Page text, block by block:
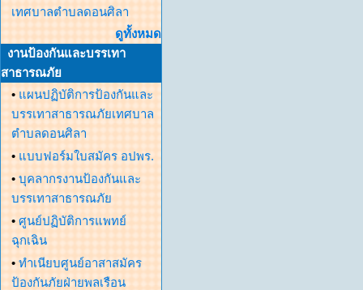
เทศบาลตำบลดอนศิลา
ดูทั้งหมด
งานป้องกันและบรรเทา
สาธารณภัย
• แผนปฏิบัติการป้องกันและ
บรรเทาสาธารณภัยเทศบาล
ตำบลดอนศิลา
• แบบฟอร์มใบสมัคร อปพร.
• บุคลากรงานป้องกันและ
บรรเทาสาธารณภัย
• ศูนย์ปฏิบัติการแพทย์
ฉุกเฉิน
• ทำเนียบศูนย์อาสาสมัคร
ป้องกันภัยฝ่ายพลเรือน